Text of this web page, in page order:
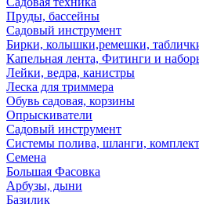
Пруды, бассейны
Садовый инструмент
Бирки, колышки,ремешки,
Капельная лента, Фитинги и
Лейки, ведра, канистры
Леска для триммера
Обувь садовая, корзины
Опрыскиватели
Садовый инструмент
Системы полива, шланги,
Семена
Большая Фасовка
Арбузы, дыни
Базилик